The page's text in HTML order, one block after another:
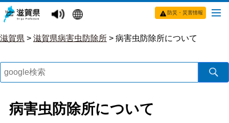
防災・災害情報
滋賀県 > 滋賀県病害虫防除所 > 病害虫防除所について
病害虫防除所について